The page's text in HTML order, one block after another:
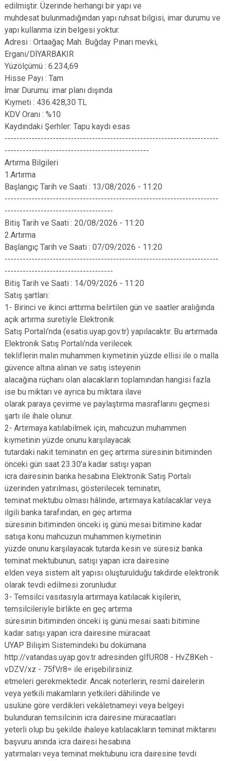
edilmiştir. Üzerinde herhangi bir yapı ve
muhdesat bulunmadığından yapı ruhsat bilgisi, imar durumu ve
yapı kullanma izin belgesi yoktur.
Adresi : Ortaağaç Mah. Buğday Pınarı mevki,
Ergani/DİYARBAKIR
Yüzölçümü : 6.234,69
Hisse Payı : Tam
İmar Durumu: imar planı dışında
Kıymeti : 436.428,30 TL
KDV Oranı : %10
Kaydındaki Şerhler: Tapu kaydı esas
-----------------------------------------------------------------------
------------------------------------------------
Artırma Bilgileri
1.Artırma
Başlangıç Tarih ve Saati : 13/08/2026 - 11:20
-----------------------------------------------------------------------
------------------------------------
Bitiş Tarih ve Saati : 20/08/2026 - 11:20
2.Artırma
Başlangıç Tarih ve Saati : 07/09/2026 - 11:20
-----------------------------------------------------------------------
------------------------------------
Bitiş Tarih ve Saati : 14/09/2026 - 11:20
Satış şartları:
1- Birinci ve ikinci arttırma belirtilen gün ve saatler aralığında
açık artırma suretiyle Elektronik
Satış Portalı’nda (esatis.uyap.gov.tr) yapılacaktır. Bu artırmada
Elektronik Satış Portalı’nda verilecek
tekliflerin malın muhammen kıymetinin yüzde ellisi ile o malla
güvence altına alınan ve satış isteyenin
alacağına rüçhanı olan alacakların toplamından hangisi fazla
ise bu miktarı ve ayrıca bu miktara ilave
olarak paraya çevirme ve paylaştırma masraflarını geçmesi
şartı ile ihale olunur.
2- Artırmaya katılabilmek için, mahcuzun muhammen
kıymetinin yüzde onunu karşılayacak
tutardaki nakit teminatın en geç artırma süresinin bitiminden
önceki gün saat 23.30’a kadar satışı yapan
icra dairesinin banka hesabına Elektronik Satış Portalı
üzerinden yatırılması, gösterilecek teminatın,
teminat mektubu olması hâlinde, artırmaya katılacaklar veya
ilgili banka tarafından, en geç artırma
süresinin bitiminden önceki iş günü mesai bitimine kadar
satışa konu mahcuzun muhammen kıymetinin
yüzde onunu karşılayacak tutarda kesin ve süresiz banka
teminat mektubunun, satışı yapan icra dairesine
elden veya sistem alt yapısı oluşturulduğu takdirde elektronik
olarak tevdi edilmesi zorunludur.
3- Temsilci vasıtasıyla artırmaya katılacak kişilerin,
temsilcileriyle birlikte en geç artırma
süresinin bitiminden önceki iş günü mesai saati bitimine
kadar satışı yapan icra dairesine müracaat
UYAP Bilişim Sistemindeki bu dokümana
http://vatandas.uyap.gov.tr adresinden gIfUR08 - HvZ8Keh -
vDZV/xz - 75fVr8= ile erişebilirsiniz.
etmeleri gerekmektedir. Ancak noterlerin, resmî dairelerin
veya yetkili makamların yetkileri dâhilinde ve
usulüne göre verdikleri vekâletnameyi veya belgeyi
bulunduran temsilcinin icra dairesine müracaatları
yeterli olup bu şekilde ihaleye katılacakların teminat miktarını
başvuru anında icra dairesi hesabına
yatırmaları veya teminat mektubunu icra dairesine tevdi